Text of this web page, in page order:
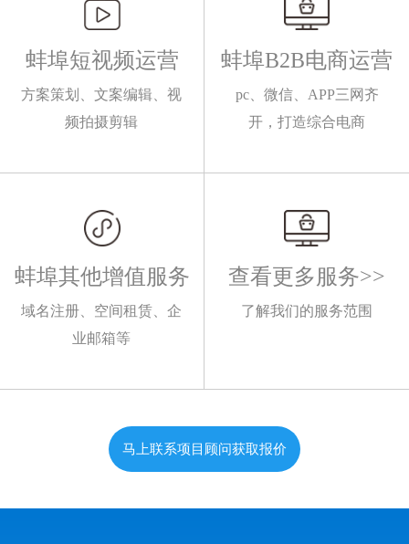
蚌埠短视频运营
方案策划、文案编辑、视
频拍摄剪辑
蚌埠B2B电商运营
pc、微信、APP三网齐
开，打造综合电商
蚌埠其他增值服务
域名注册、空间租赁、企
业邮箱等
查看更多服务>>
了解我们的服务范围
马上联系项目顾问获取报价